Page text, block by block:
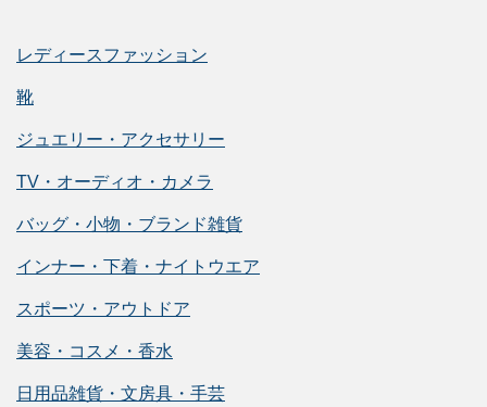
レディースファッション
靴
ジュエリー・アクセサリー
TV・オーディオ・カメラ
バッグ・小物・ブランド雑貨
インナー・下着・ナイトウエア
スポーツ・アウトドア
美容・コスメ・香水
日用品雑貨・文房具・手芸